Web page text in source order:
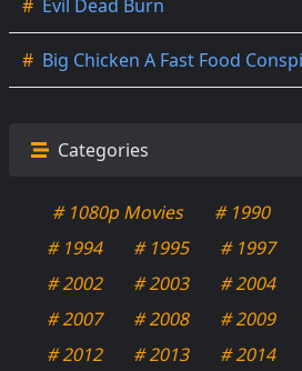
# Evil Dead Burn
# Big Chicken A Fast Food
Categories
# 1080p Movies # 1990
# 1994
# 1995 # 1997
# 2002
# 2003 # 2004
# 2007
# 2008 # 2009
# 2012
# 2013 # 2014